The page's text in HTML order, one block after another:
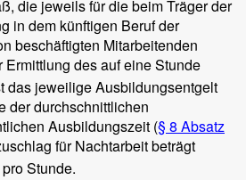
die jeweils für die beim Träger der
in dem künftigen Beruf der
beschäftigten Mitarbeitenden
Ermittlung des auf eine Stunde
das jeweilige Ausbildungsentgelt
der durchschnittlichen
Ausbildungszeit (§ 8 Absatz
für Nachtarbeit beträgt
Stunde.